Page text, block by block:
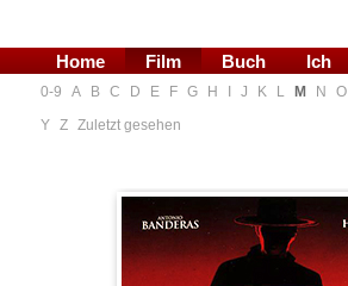
Home Film Buch Ich
0-9 A B C D E F G H J K L M N O
Y Z Zuletzt gesehen